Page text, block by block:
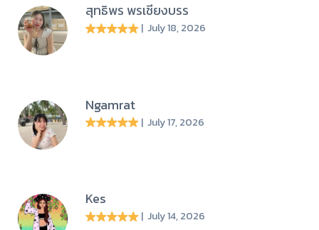
สุทธิพร พรเชียงบรร
| July 18, 2026
Ngamrat
| July 17, 2026
Kes
| July 14, 2026